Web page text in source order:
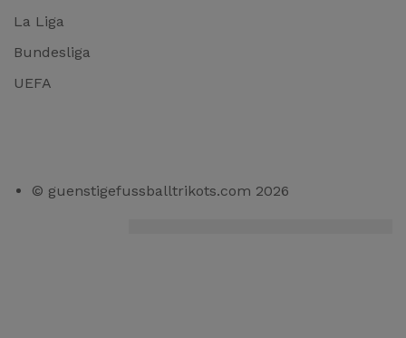
La Liga
Bundesliga
UEFA
© guenstigefussballtrikots.com 2026